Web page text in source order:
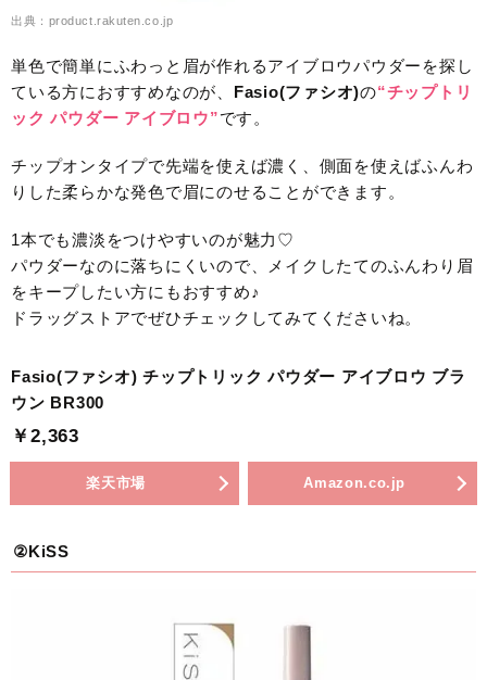
出典：product.rakuten.co.jp
単色で簡単にふわっと眉が作れるアイブロウパウダーを探し
ている方におすすめなのが、 Fasio(ファシオ)の“チップトリ
ック パウダー アイブロウ”です。
チップオンタイプで先端を使えば濃く、側面を使えばふんわ
りした柔らかな発色で眉にのせることができます。
1本でも濃淡をつけやすいのが魅力♡
パウダーなのに落ちにくいので、メイクしたてのふんわり眉
をキープしたい方にもおすすめ♪
ドラッグストアでぜひチェックしてみてくださいね。
Fasio(ファシオ) チップトリック パウダー アイブロウ ブラ
ウン BR300
￥2,363
楽天市場 Amazon.co.jp
②KiSS